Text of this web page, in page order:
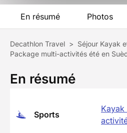
En résumé Photos
Decathlon Travel > Séjour Kayak
Package multi-activités été en
En résumé
Sports
Kayak